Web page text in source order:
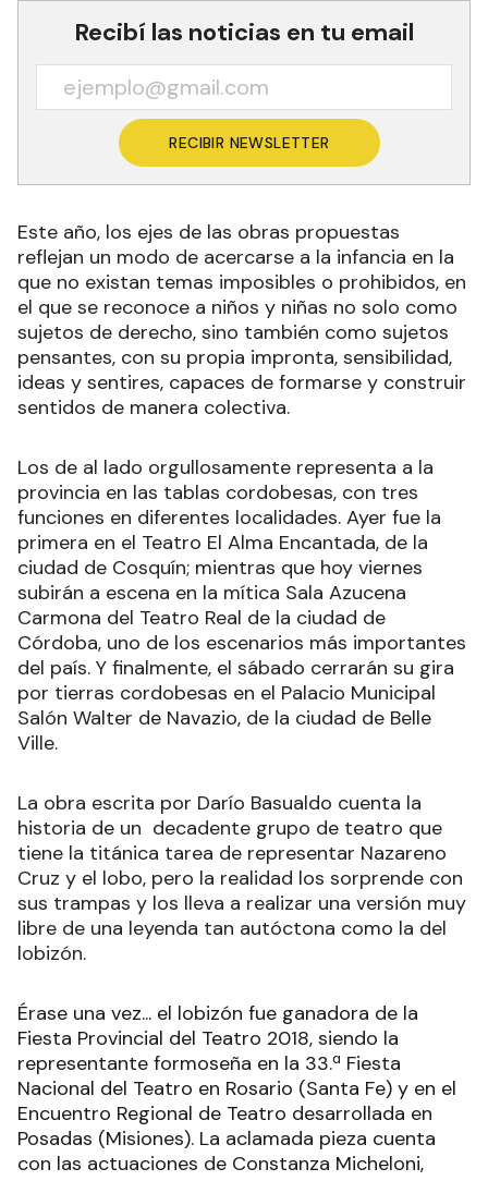
Recibí las noticias en tu email
RECIBIR NEWSLETTER
Este año, los ejes de las obras propuestas
reflejan un modo de acercarse a la infancia en la
que no existan temas imposibles o prohibidos, en
el que se reconoce a niños y niñas no solo como
sujetos de derecho, sino también como sujetos
pensantes, con su propia impronta, sensibilidad,
ideas y sentires, capaces de formarse y construir
sentidos de manera colectiva.
Los de al lado orgullosamente representa a la
provincia en las tablas cordobesas, con tres
funciones en diferentes localidades. Ayer fue la
primera en el Teatro El Alma Encantada, de la
ciudad de Cosquín; mientras que hoy viernes
subirán a escena en la mítica Sala Azucena
Carmona del Teatro Real de la ciudad de
Córdoba, uno de los escenarios más importantes
del país. Y finalmente, el sábado cerrarán su gira
por tierras cordobesas en el Palacio Municipal
Salón Walter de Navazio, de la ciudad de Belle
Ville.
La obra escrita por Darío Basualdo cuenta la
historia de un decadente grupo de teatro que
tiene la titánica tarea de representar Nazareno
Cruz y el lobo, pero la realidad los sorprende con
sus trampas y los lleva a realizar una versión muy
libre de una leyenda tan autóctona como la del
lobizón.
Érase una vez... el lobizón fue ganadora de la
Fiesta Provincial del Teatro 2018, siendo la
representante formoseña en la 33.ª Fiesta
Nacional del Teatro en Rosario (Santa Fe) y en el
Encuentro Regional de Teatro desarrollada en
Posadas (Misiones). La aclamada pieza cuenta
con las actuaciones de Constanza Micheloni,